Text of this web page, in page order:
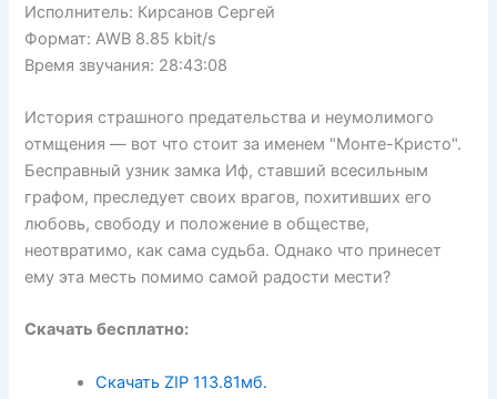
Исполнитель: Кирсанов Сергей
Формат: AWB 8.85 kbit/s
Время звучания: 28:43:08
История страшного предательства и неумолимого
отмщения — вот что стоит за именем "Монте-Кристо".
Бесправный узник замка Иф, ставший всесильным
графом, преследует своих врагов, похитивших его
любовь, свободу и положение в обществе,
неотвратимо, как сама судьба. Однако что принесет
ему эта месть помимо самой радости мести?
Скачать бесплатно:
Скачать ZIP113.81мб.